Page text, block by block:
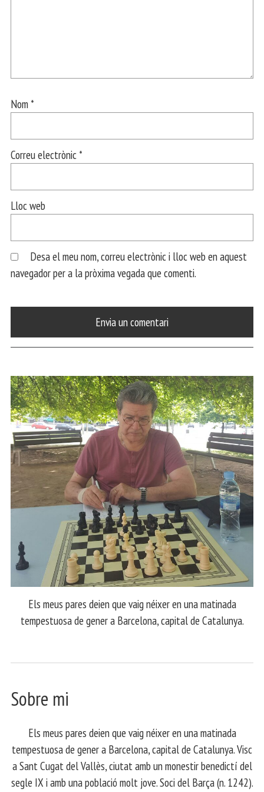
Nom *
Correu electrònic *
Lloc web
Desa el meu nom, correu electrònic i lloc web en aquest
navegador per a la pròxima vegada que comenti.
Els meus pares deien que vaig néixer en una matinada
tempestuosa de gener a Barcelona, capital de Catalunya.
Sobre mi
Els meus pares deien que vaig néixer en una matinada
tempestuosa de gener a Barcelona, capital de Catalunya. Visc
a Sant Cugat del Vallès, ciutat amb un monestir benedictí del
segle IX i amb una població molt jove. Soci del Barça (n. 1242).